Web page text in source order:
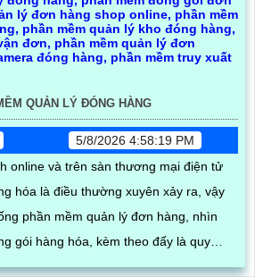
QUẢN LÝ ĐÓNG HÀNG
5/8/2026 4:58:19 PM
online và trên sàn thương mại điện tử
hóa là điều thường xuyên xảy ra, vậy
phần mềm quản lý đơn hàng, nhìn
gói hàng hóa, kèm theo đấy là quy
ghi lại một cách dễ dàng